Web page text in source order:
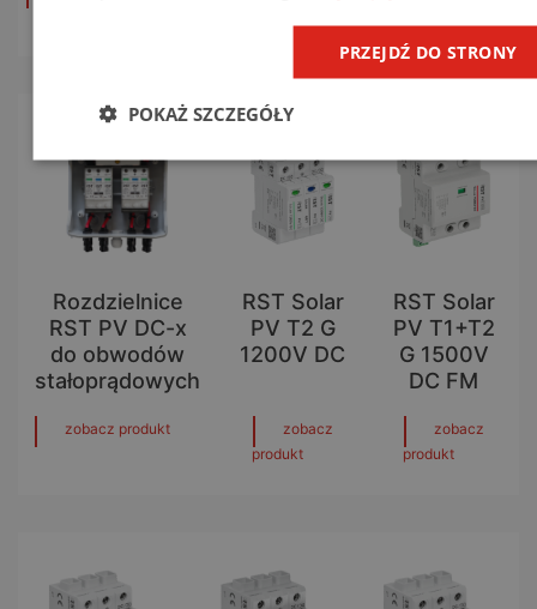
Rozdzielnice
RST PV DC-x
do obwodów
stałoprądowych
zobacz produkt
RST Solar
PV T2 G
1200V DC
zobacz
produkt
RST Solar
PV T1+T2
G 1500V
DC FM
zobacz
produkt
PRZEJDŹ DO STRONY
POKAŻ SZCZEGÓŁY